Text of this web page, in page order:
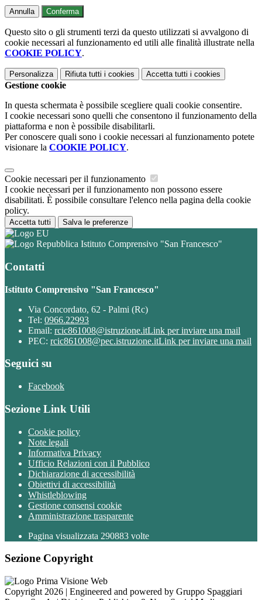
Annulla Conferma
Questo sito o gli strumenti terzi da questo utilizzati si avvalgono di
cookie necessari al funzionamento ed utili alle finalità illustrate nella
COOKIE POLICY.
Personalizza Rifiuta tutti i cookies Accetta tutti i cookies
Gestione cookie
In questa schermata è possibile scegliere quali cookie consentire.
I cookie necessari sono quelli che consentono il funzionamento della
piattaforma e non è possibile disabilitarli.
Per conoscere quali sono i cookie necessari al funzionamento potete
visionare la COOKIE POLICY.
Cookie necessari per il funzionamento
I cookie necessari per il funzionamento non possono essere
disabilitati. È possibile consultare l'elenco nella pagina della cookie
policy.
Accetta tutti Salva le preferenze
Istituto Comprensivo "San Francesco"
Contatti
Istituto Comprensivo "San Francesco"
Via Concordato, 62 - Palmi (Rc)
Tel: 0966.22993
Email: rcic861008@istruzione.itLink per inviare una mail
PEC: rcic861008@pec.istruzione.itLink per inviare una mail
Seguici su
Facebook
Sezione Link Utili
Cookie policy
Note legali
Informativa Privacy
Ufficio Relazioni con il Pubblico
Dichiarazione di accessibilità
Obiettivi di accessibilità
Whistleblowing
Gestione consensi cookie
Amministrazione trasparente
Pagina visualizzata 290883 volte
Sezione Copyright
Copyright 2026 | Engineered and powered by Gruppo Spaggiari